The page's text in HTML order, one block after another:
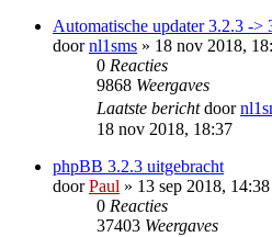
Automatische updater 3.2.3 ->
doornl1sms » 18 nov 2018,
0 Reacties
9868 Weergaves
Laatste berichtdoor
18 nov 2018, 18:37
phpBB 3.2.3 uitgebracht
doorPaul » 13 sep 2018,
0 Reacties
37403 Weergaves